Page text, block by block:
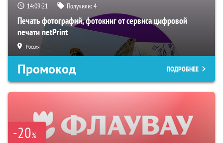
14:09:20 Получили:4
Печать фотографий, фотокниг от сервиса цифровой
печати netPrint
Россия
Промокод ПОДРОБНЕЕ
-20%